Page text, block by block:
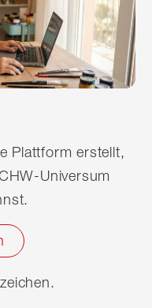
Plattform erstellt,
Universum